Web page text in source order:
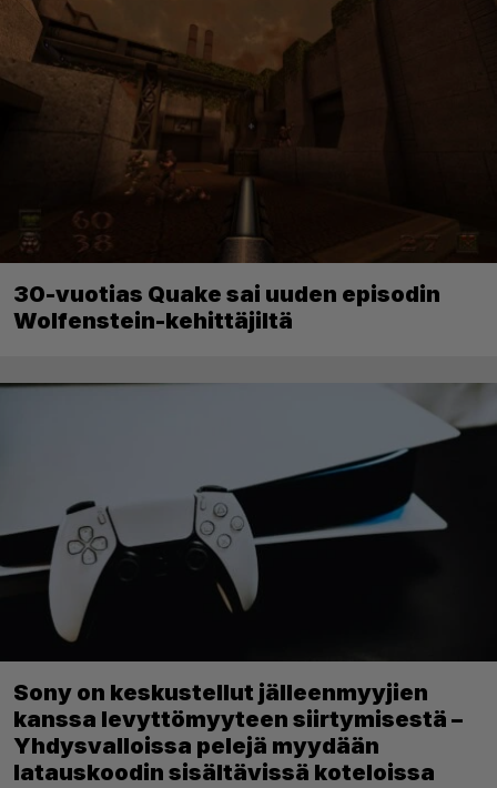
30-vuotias Quake sai uuden episodin
Wolfenstein-kehittäjiltä
Sony on keskustellut jälleenmyyjien
kanssa levyttömyyteen siirtymisestä –
Yhdysvalloissa pelejä myydään
latauskoodin sisältävissä koteloissa